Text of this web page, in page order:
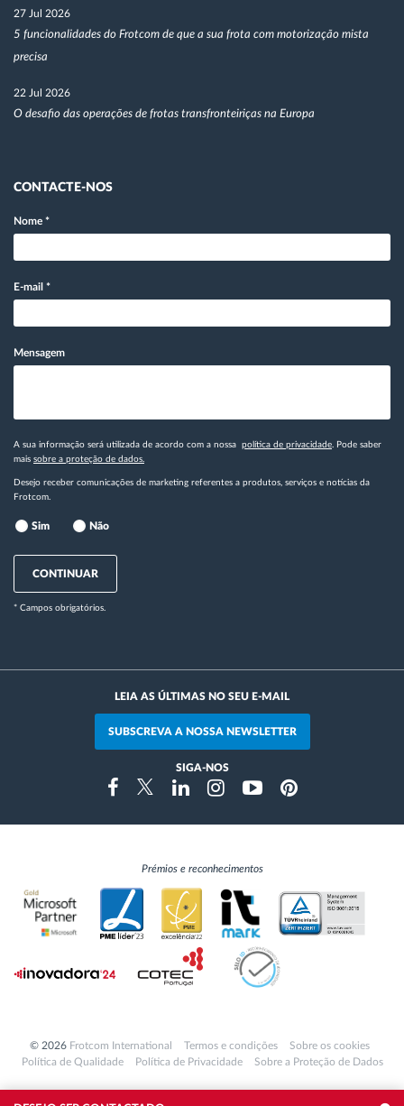
27 Jul 2026
5 funcionalidades do Frotcom de que a sua frota com motorização mista
precisa
22 Jul 2026
O desafio das operações de frotas transfronteiriças na Europa
CONTACTE-NOS
Nome *
E-mail *
Mensagem
A sua informação será utilizada de acordo com a nossa política de privacidade. Pode saber
mais sobre a proteção de dados.
Desejo receber comunicações de marketing referentes a produtos, serviços e notícias da
Frotcom.
Sim Não
CONTINUAR
* Campos obrigatórios.
LEIA AS ÚLTIMAS NO SEU E-MAIL
SUBSCREVA A NOSSA NEWSLETTER
SIGA-NOS
FacebookTwitterLinkedinInstragramYoutubePinterest
Prémios e reconhecimentos
© 2026 Frotcom International Termos e condições
Sobre os cookies
Política de Qualidade
Política de Privacidade Sobre a Proteção de Dados